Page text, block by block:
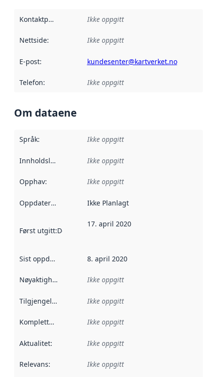
Kontaktpunkt Ikke oppgitt
Nettside: Ikke oppgitt
E-post: kundesenter@kartverket.no
Telefon: Ikke oppgitt
Om dataene
Språk: Ikke oppgitt
Innholdsleverandører :
Ikke oppgitt
Opphav: Ikke oppgitt
Oppdateringsfrekvens :
Ikke Planlagt
Først utgitt:Denne datoen sier når dataene i dette
17. april 2020
Sist oppdatert 8. april 2020
Nøyaktighet Ikke oppgitt
Tilgjengelighet Ikke oppgitt
Kompletthet Ikke oppgitt
Aktualitet: Ikke oppgitt
Relevans: Ikke oppgitt